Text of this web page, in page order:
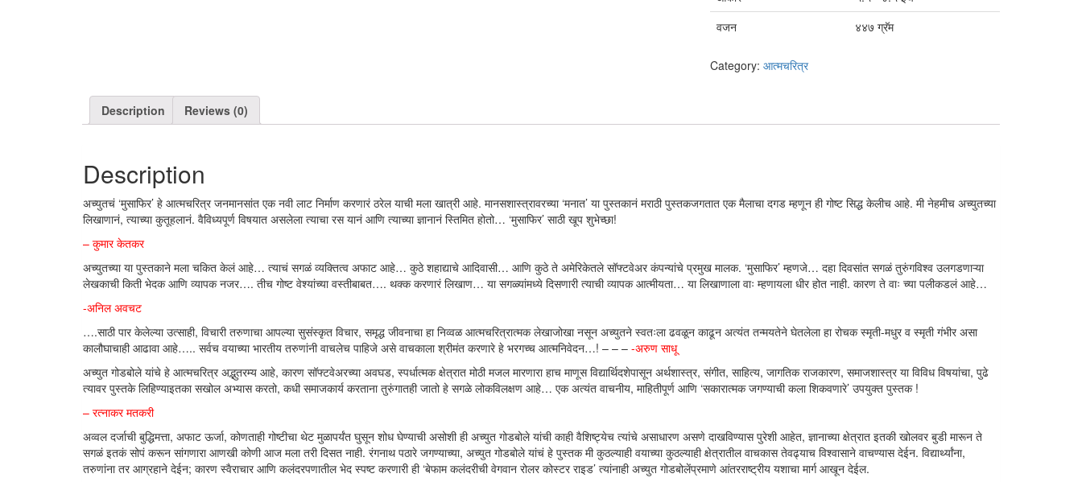
वजन
४४७ ग्रॅम
Category: आत्मचरित्र
Description Reviews (0)
Description
अच्युतचं ‘मुसाफिर’ हे आत्मचरित्र जनमानसांत एक नवी लाट निर्माण करणारं ठरेल याची मला खात्री आहे. मानसशास्त्रावरच्या ‘मनात’ या पुस्तकानं मराठी पुस्तकजगतात एक मैलाचा दगड म्हणून ही गोष्ट सिद्ध केलीच आहे. मी नेहमीच अच्युतच्या
लिखाणानं, त्याच्या कुतूहलानं. वैविध्यपूर्ण विषयात असलेला त्याचा रस यानं आणि त्याच्या ज्ञानानं स्तिमित होतो… ‘मुसाफिर’ साठी खूप शुभेच्छा!
– कुमार केतकर
अच्युतच्या या पुस्तकाने मला चकित केलं आहे… त्याचं सगळं व्यक्तित्व अफाट आहे… कुठे शहाद्याचे आदिवासी… आणि कुठे ते अमेरिकेतले सॉफ्टवेअर कंपन्यांचे प्रमुख मालक. ‘मुसाफिर’ म्हणजे… दहा दिवसांत सगळं तुरुंगविश्व उलगडणाऱ्या
लेखकाची किती भेदक आणि व्यापक नजर…. तीच गोष्ट वेश्यांच्या वस्तीबाबत…. थक्क करणारं लिखाण… या सगळ्यांमध्ये दिसणारी त्याची व्यापक आत्मीयता… या लिखाणाला वाः म्हणायला धीर होत नाही. कारण ते वाः च्या पलीकडलं आहे…
-अनिल अवचट
….साठी पार केलेल्या उत्साही, विचारी तरुणाचा आपल्या सुसंस्कृत विचार, समृद्ध जीवनाचा हा निव्वळ आत्मचरित्रात्मक लेखाजोखा नसून अच्युतने स्वतःला ढवळून काढून अत्यंत तन्मयतेने घेतलेला हा रोचक स्मृती-मधुर व स्मृती गंभीर असा
कालौघाचाही आढावा आहे….. सर्वच वयाच्या भारतीय तरुणांनी वाचलेच पाहिजे असे वाचकाला श्रीमंत करणारे हे भरगच्च आत्मनिवेदन…! – – – -अरुण साधू
अच्युत गोडबोले यांचे हे आत्मचरित्र अद्भुतरम्य आहे, कारण सॉफ्टवेअरच्या अवघड, स्पर्धात्मक क्षेत्रात मोठी मजल मारणारा हाच माणूस विद्यार्थिदशेपासून अर्थशास्त्र, संगीत, साहित्य, जागतिक राजकारण, समाजशास्त्र या विविध विषयांचा, पुढे
त्यावर पुस्तके लिहिण्याइतका सखोल अभ्यास करतो, कधी समाजकार्य करताना तुरुंगातही जातो हे सगळे लोकविलक्षण आहे… एक अत्यंत वाचनीय, माहितीपूर्ण आणि ‘सकारात्मक जगण्याची कला शिकवणारे’ उपयुक्त पुस्तक !
– रत्नाकर मतकरी
अव्वल दर्जाची बुद्धिमत्ता, अफाट ऊर्जा, कोणताही गोष्टीचा थेट मुळापर्यंत घुसून शोध घेण्याची असोशी ही अच्युत गोडबोले यांची काही वैशिष्ट्येच त्यांचे असाधारण असणे दाखविण्यास पुरेशी आहेत, ज्ञानाच्या क्षेत्रात इतकी खोलवर बुडी मारून ते
सगळं इतकं सोपं करून सांगणारा आणखी कोणी आज मला तरी दिसत नाही. रंगनाथ पठारे जगण्याच्या, अच्युत गोडबोले यांचं हे पुस्तक मी कुठल्याही वयाच्या कुठल्याही क्षेत्रातील वाचकास तेवढ्याच विश्वासाने वाचण्यास देईन. विद्यार्थ्यांना,
तरुणांना तर आग्रहाने देईन; कारण स्वैराचार आणि कलंदरपणातील भेद स्पष्ट करणारी ही ‘बेफाम कलंदरीची वेगवान रोलर कोस्टर राइड’ त्यांनाही अच्युत गोडबोलेंप्रमाणे आंतरराष्ट्रीय यशाचा मार्ग आखून देईल.